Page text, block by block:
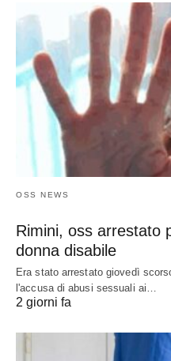
OSS NEWS
Rimini, oss arrestato
donna disabile
Era stato arrestato giovedì
l'accusa di abusi sessuali ai…
2 giorni fa